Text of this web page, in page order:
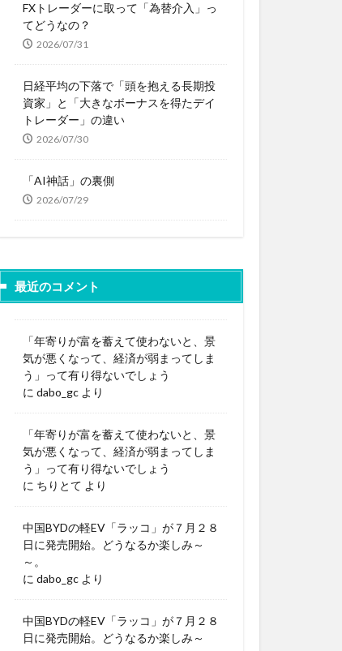
FXトレーダーに取って「為替介入」っ
てどうなの？
2026/07/31
日経平均の下落で「頭を抱える長期投
資家」と「大きなボーナスを得たデイ
トレーダー」の違い
2026/07/30
「AI神話」の裏側
2026/07/29
最近のコメント
「年寄りが富を蓄えて使わないと、景
気が悪くなって、経済が弱まってしま
う」って有り得ないでしょう
に dabo_gc より
「年寄りが富を蓄えて使わないと、景
気が悪くなって、経済が弱まってしま
う」って有り得ないでしょう
に ちりとて より
中国BYDの軽EV「ラッコ」が７月２８
日に発売開始。どうなるか楽しみ～
～。
に dabo_gc より
中国BYDの軽EV「ラッコ」が７月２８
日に発売開始。どうなるか楽しみ～